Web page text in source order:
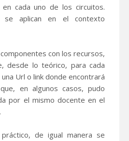
cada uno de los circuitos.
se aplican en el contexto
con los recursos,
desde lo teórico, para cada
Url o link donde encontrará
en algunos casos, pudo
por el mismo docente en el
de igual manera se